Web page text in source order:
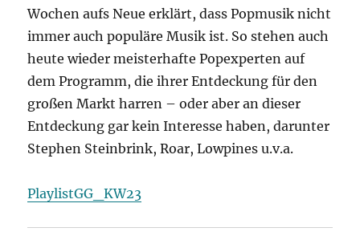
Wochen aufs Neue erklärt, dass Popmusik nicht
immer auch populäre Musik ist. So stehen auch
heute wieder meisterhafte Popexperten auf
dem Programm, die ihrer Entdeckung für den
großen Markt harren – oder aber an dieser
Entdeckung gar kein Interesse haben, darunter
Stephen Steinbrink, Roar, Lowpines u.v.a.
PlaylistGG_KW23